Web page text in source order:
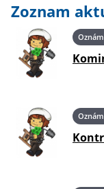
Zoznam